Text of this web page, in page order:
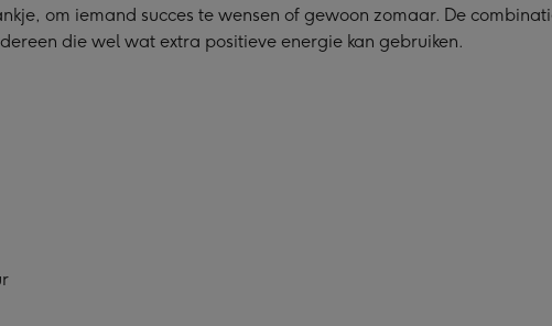
om iemand succes te wensen of gewoon zomaar. De
die wel wat extra positieve energie kan gebruiken.